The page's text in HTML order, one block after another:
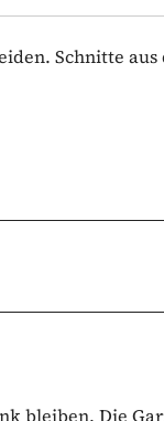
Schnitte
bleiben. Die